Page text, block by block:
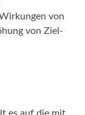
von
von Ziel-
es auf die mit